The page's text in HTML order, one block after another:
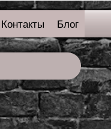
Контакты Блог